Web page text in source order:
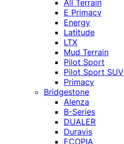
All Terrain
E Primacy
Energy
Latitude
LTX
Mud Terrain
Pilot Sport
Pilot Sport SUV
Primacy
Bridgestone
Alenza
B-Series
DUALER
Duravis
ECOPIA